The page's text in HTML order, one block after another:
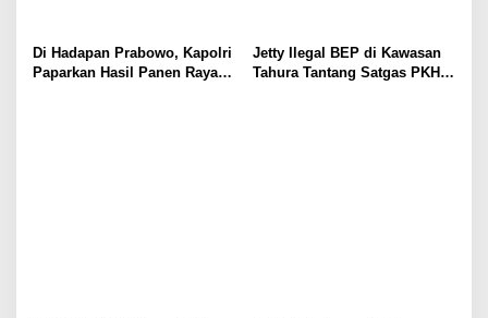
Di Hadapan Prabowo, Kapolri
Paparkan Hasil Panen Raya
Jetty Ilegal BEP di Kawasan
Tahura Tantang Satgas PKH,